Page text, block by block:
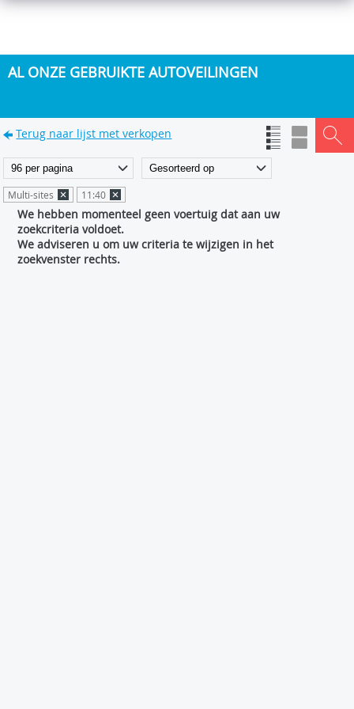
AL ONZE GEBRUIKTE AUTOVEILINGEN
Terug naar lijst met verkopen
Multi-sites 11:40
We hebben momenteel geen voertuig dat aan uw
zoekcriteria voldoet.
We adviseren u om uw criteria te wijzigen in het
zoekvenster rechts.